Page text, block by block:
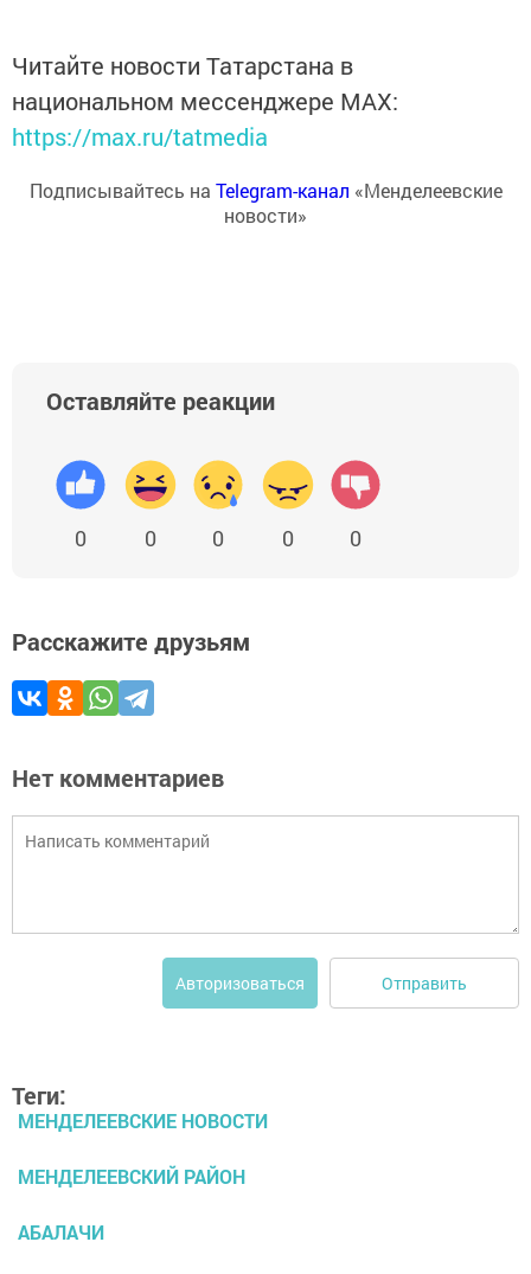
Читайте новости Татарстана в
национальном мессенджере MАХ:
https://max.ru/tatmedia
Подписывайтесь на Telegram-канал «Менделеевские
новости»
Оставляйте реакции
0 0 0 0 0
Расскажите друзьям
Нет комментариев
Авторизоваться Отправить
Теги:
МЕНДЕЛЕЕВСКИЕ НОВОСТИ
МЕНДЕЛЕЕВСКИЙ РАЙОН
АБАЛАЧИ